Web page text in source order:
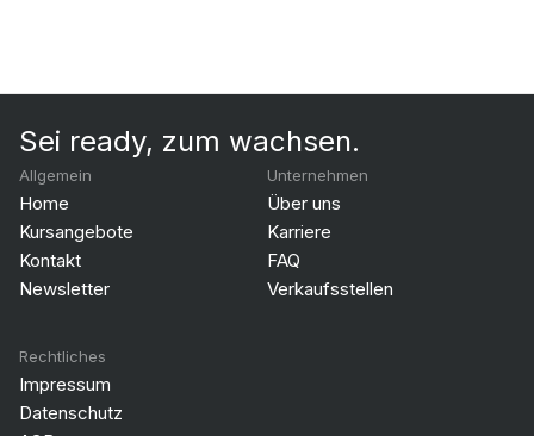
Sei ready, zum wachsen.
Allgemein
Home
Kursangebote
Kontakt
Newsletter
Unternehmen
Über uns
Karriere
FAQ
Verkaufsstellen
Rechtliches
Impressum
Datenschutz